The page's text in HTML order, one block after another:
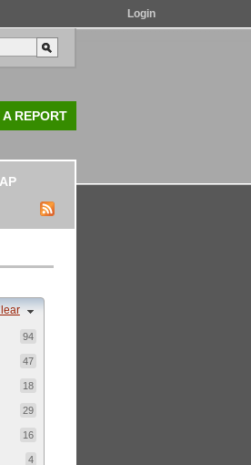
Login
REPORT
94
47
18
29
16
4